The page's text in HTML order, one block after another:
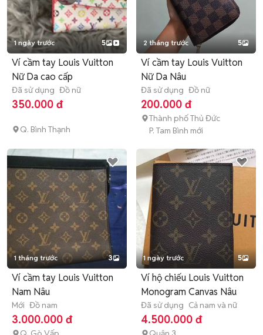
1 ngày trước 5
Ví cầm tay Louis Vuitton
Nữ Da cao cấp
Đã sử dụng Đồ nữ
350.000 đ
Q. Bình Thạnh
2 tháng trước 5
Ví cầm tay Louis Vuitton
Nữ Da Nâu
Đã sử dụng Đồ nữ
200.000 đ
Thành phố Thủ Đức
P. Tam Bình mới
1 tháng trước 3
Ví cầm tay Louis Vuitton
Nam Nâu
Mới Đồ nam
3.000.000 đ
1 ngày trước 5
Ví hộ chiếu Louis Vuitton
Monogram Canvas Nâu
Đã sử dụng Cả nam và nữ
4.500.000 đ